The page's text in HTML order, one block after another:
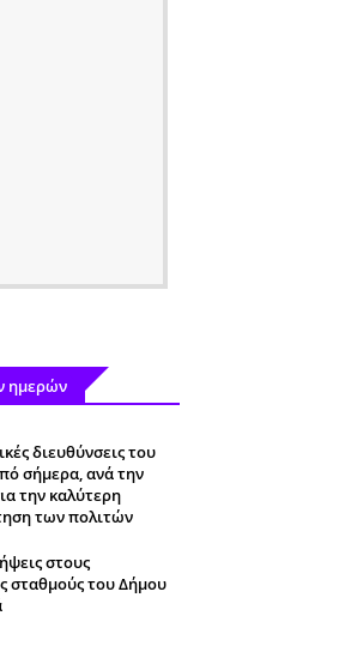
ημερών
διευθύνσεις του
σήμερα, ανά την
την καλύτερη
των πολιτών
στους
σταθμούς του Δήμου